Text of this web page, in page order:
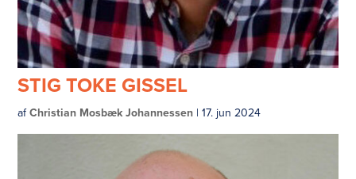
STIG TOKE GISSEL
afChristian Mosbæk Johannessen |17. jun 2024